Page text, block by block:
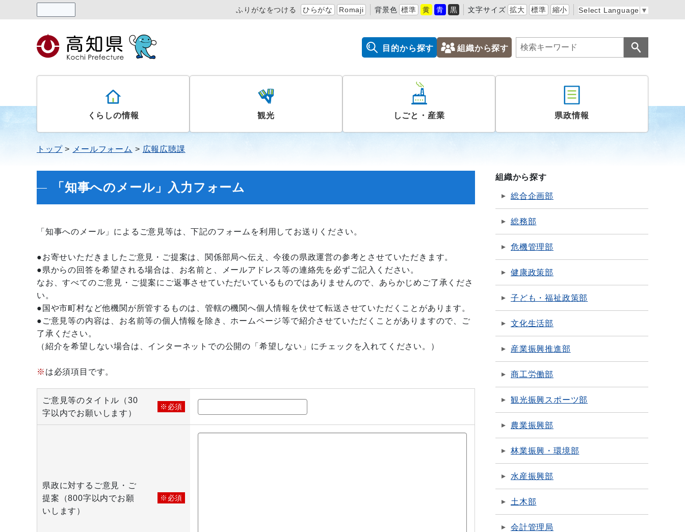
ふりがなをつける ひらがな Romaji 背景色 標準 黄 青 黒 文字サイズ 拡大 標準 縮小 Select Language ▼
目的から探す 組織から探す
くらしの情報 観光 しごと・産業 県政情報
トップ メールフォーム 広報広聴課
「知事へのメール」入力フォーム
「知事へのメール」によるご意見等は、下記のフォームを利用してお送りください。
●お寄せいただきましたご意見・ご提案は、関係部局へ伝え、今後の県政運営の参考とさせていただきます。
●県からの回答を希望される場合は、お名前と、メールアドレス等の連絡先を必ずご記入ください。
なお、すべてのご意見・ご提案にご返事させていただいているものではありませんので、あらかじめご了承くださ
い。
●国や市町村など他機関が所管するものは、管轄の機関へ個人情報を伏せて転送させていただくことがあります。
●ご意見等の内容は、お名前等の個人情報を除き、ホームページ等で紹介させていただくことがありますので、ご
了承ください。
（紹介を希望しない場合は、インターネットでの公開の「希望しない」にチェックを入れてください。）
※ は必須項目です。
ご意見等のタイトル（30
字以内でお願いします）
※必須
県政に対するご意見・ご
提案（800字以内でお願
いします）
※必須
組織から探す
総合企画部
総務部
危機管理部
健康政策部
子ども・福祉政策部
文化生活部
産業振興推進部
商工労働部
観光振興スポーツ部
農業振興部
林業振興・環境部
水産振興部
土木部
会計管理局